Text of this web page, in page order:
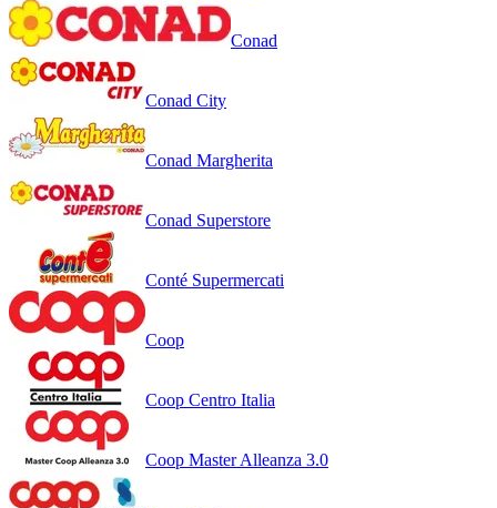
Conad
Conad City
Conad Margherita
Conad Superstore
Conté Supermercati
Coop
Coop Centro Italia
Coop Master Alleanza 3.0